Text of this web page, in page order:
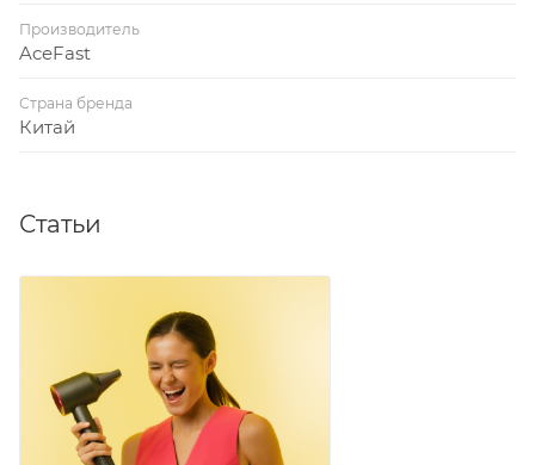
Производитель
AceFast
Страна бренда
Китай
Статьи